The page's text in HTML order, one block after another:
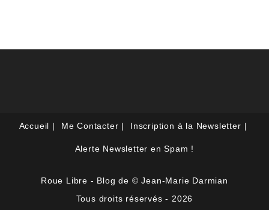
Accueil Me Contacter Inscription à la Newsletter
Alerte Newsletter en Spam !
Roue Libre - Blog de © Jean-Marie Darmian
Tous droits réservés - 2026